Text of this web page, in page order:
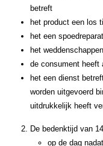
betreft
het product een los
het een
het
de consument heeft
het een dienst
worden uitgevoerd
uitdrukkelijk heeft
De bedenktijd van
op de dag